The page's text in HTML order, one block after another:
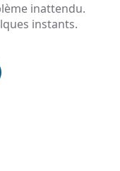
inattendu.
instants.